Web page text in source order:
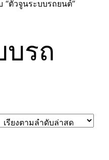
ตัวจูนระบบรถยนต์”
รถ